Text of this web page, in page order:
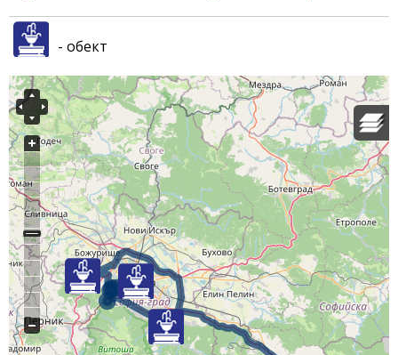
- обект